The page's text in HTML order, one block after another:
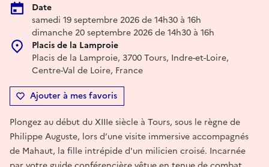
Date
samedi 19 septembre 2026 de 14h30 à 16h
dimanche 20 septembre 2026 de 14h30 à 16h
Placis de la Lamproie
Placis de la Lamproie, 3700 Tours, Indre-et-Loire,
Centre-Val de Loire, France
Ajouter à mes favoris
Plongez au début du XIIIe siècle à Tours, sous le règne de
Philippe Auguste, lors d’une visite immersive accompagnés
de Mahaut, la fille intrépide d'un milicien croisé. Incarnée